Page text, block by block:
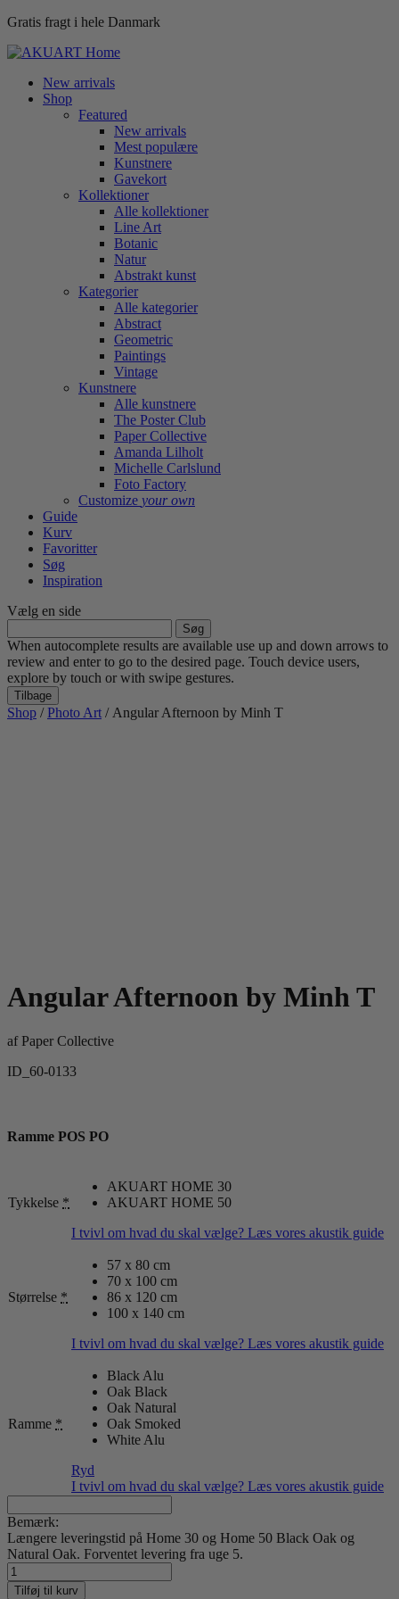
Gratis fragt i hele Danmark
New arrivals
Shop
Featured
New arrivals
Mest populære
Kunstnere
Gavekort
Kollektioner
Alle kollektioner
Line Art
Botanic
Natur
Abstrakt kunst
Kategorier
Alle kategorier
Abstract
Geometric
Paintings
Vintage
Kunstnere
Alle kunstnere
The Poster Club
Paper Collective
Amanda Lilholt
Michelle Carlslund
Foto Factory
Customize your own
Guide
Kurv
Favoritter
Søg
Inspiration
Vælg en side
efter:
When autocomplete results are available use up and down arrows to
review and enter to go to the desired page. Touch device users,
explore by touch or with swipe gestures.
Tilbage
Shop /Photo Art / Angular Afternoon by Minh T
Angular Afternoon by Minh T
afPaper Collective
ID_60-0133
Ramme POS PO
Tykkelse *
AKUART HOME 30
AKUART HOME 50
I tvivl om hvad du skal vælge? Læs vores akustik guide
Størrelse *
57 x 80 cm
70 x 100 cm
86 x 120 cm
100 x 140 cm
I tvivl om hvad du skal vælge? Læs vores akustik guide
Ramme *
Black Alu
Oak Black
Oak Natural
Oak Smoked
White Alu
Ryd
I tvivl om hvad du skal vælge? Læs vores akustik guide
Bemærk:
Længere leveringstid på Home 30 og Home 50 Black Oak og
Natural Oak. Forventet levering fra uge 5.
Angular
Afternoon
Tilføj til kurv